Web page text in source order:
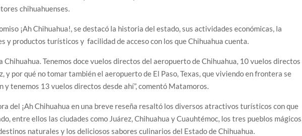
chihuahuenses.
¡Ah Chihuahua!, se destacó la historia del estado, sus actividades económicas, la
y productos turísticos y facilidad de acceso con los que Chihuahua cuenta.
Chihuahua. Tenemos doce vuelos directos del aeropuerto de Chihuahua, 10 vuelos directos
y por qué no tomar también el aeropuerto de El Paso, Texas, que viviendo en frontera se
y tenemos 13 vuelos directos desde ahí”, comentó Matamoros.
del ¡Ah Chihuahua en una breve reseña resaltó los diversos atractivos turísticos con que
entre ellos las ciudades como Juárez, Chihuahua y Cuauhtémoc, los tres pueblos
naturales y los deliciosos sabores culinarios del Estado de Chihuahua.